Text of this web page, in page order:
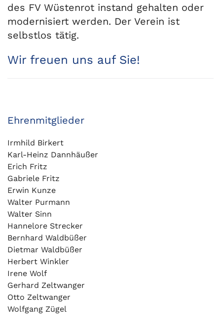
des FV Wüstenrot instand gehalten oder
modernisiert werden. Der Verein ist
selbstlos tätig.
Wir freuen uns auf Sie!
Ehrenmitglieder
Irmhild Birkert
Karl-Heinz Dannhäußer
Erich Fritz
Gabriele Fritz
Erwin Kunze
Walter Purmann
Walter Sinn
Hannelore Strecker
Bernhard Waldbüßer
Dietmar Waldbüßer
Herbert Winkler
Irene Wolf
Gerhard Zeltwanger
Otto Zeltwanger
Wolfgang Zügel